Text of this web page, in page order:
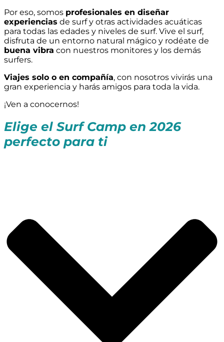
Por eso, somos profesionales en diseñar
experiencias de surf y otras actividades acuáticas
para todas las edades y niveles de surf. Vive el surf,
disfruta de un entorno natural mágico y rodéate de
buena vibra con nuestros monitores y los demás
surfers.
Viajes solo o en compañía, con nosotros vivirás una
gran experiencia y harás amigos para toda la vida.
¡Ven a conocernos!
Elige el Surf Camp en 2026
perfecto para ti